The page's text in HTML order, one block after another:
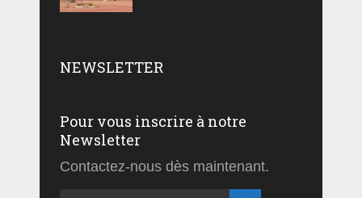
NEWSLETTER
Pour vous inscrire à notre
Newsletter
Contactez-nous dès maintenant.